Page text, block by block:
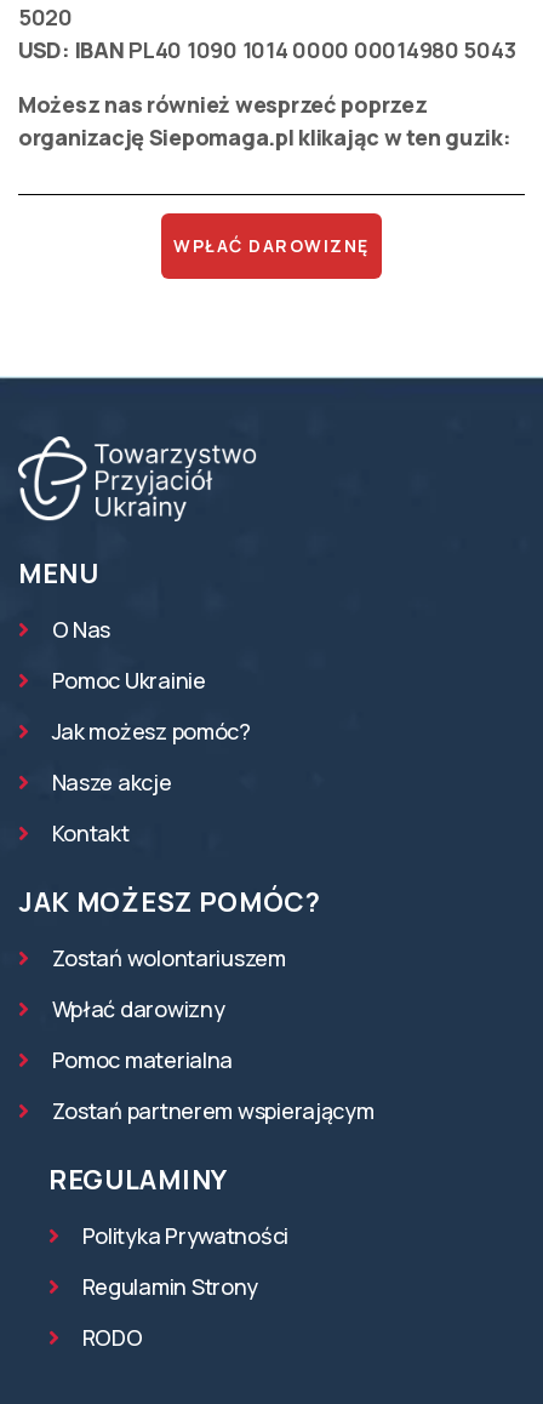
5020
USD: IBAN PL40 1090 1014 0000 00014980 5043
Możesz nas również wesprzeć poprzez
organizację Siepomaga.pl klikając w ten guzik:
WPŁAĆ DAROWIZNĘ
MENU
O Nas
Pomoc Ukrainie
Jak możesz pomóc?
Nasze akcje
Kontakt
JAK MOŻESZ POMÓC?
Zostań wolontariuszem
Wpłać darowizny
Pomoc materialna
Zostań partnerem wspierającym
REGULAMINY
Polityka Prywatności
Regulamin Strony
RODO